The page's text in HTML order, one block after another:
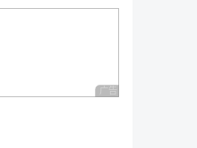
广告 商业广告，理性